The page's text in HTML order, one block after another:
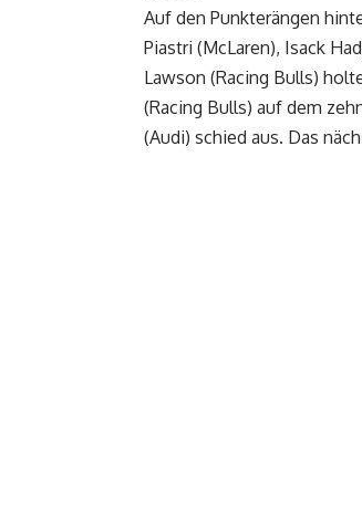
Auf den Punkterängen
Piastri (McLaren), Isack
Lawson (Racing Bulls)
(Racing Bulls) auf dem
(Audi) schied aus. Das